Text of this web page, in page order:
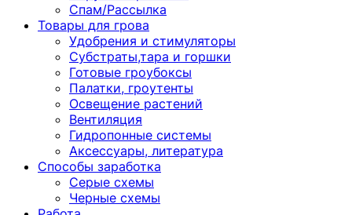
Спам/Рассылка
Товары для грова
Удобрения и стимуляторы
Субстраты,тара и горшки
Готовые гроубоксы
Палатки, гроутенты
Освещение растений
Вентиляция
Гидропонные системы
Аксессуары, литература
Способы заработка
Серые схемы
Черные схемы